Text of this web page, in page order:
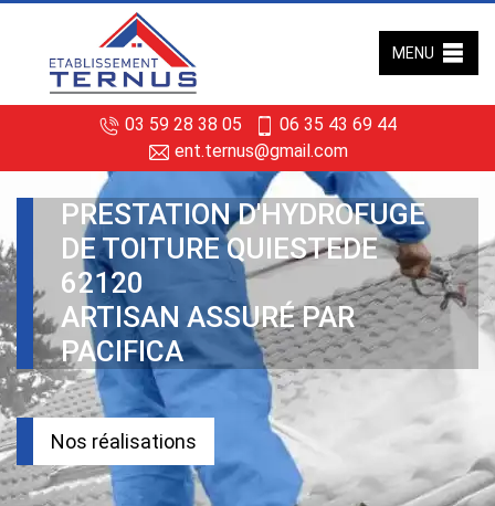
03 59 28 38 05
06 35 43 69 44
ent.ternus@gmail.com
MENU
PRESTATION D'HYDROFUGE
DE TOITURE QUIESTEDE
62120
ARTISAN ASSURÉ PAR
PACIFICA
Nos réalisations